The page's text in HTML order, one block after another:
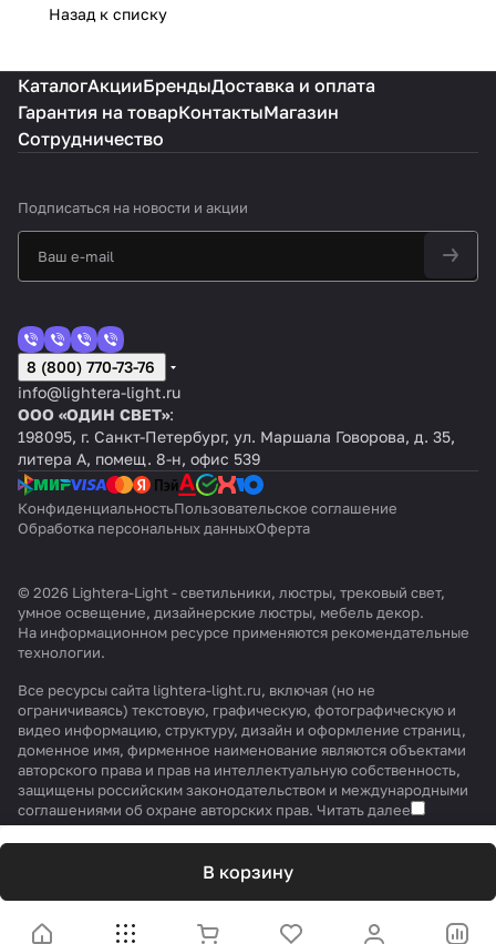
Назад к списку
В корзину
КаталогАкцииБрендыДоставка и оплата
Гарантия на товарКонтактыМагазин
Сотрудничество
Подписаться на новости и акции
8 (800) 770-73-76
info@lightera-light.ru
ООО «ОДИН СВЕТ»:
198095, г. Санкт-Петербург, ул. Маршала Говорова, д. 35,
литера А, помещ. 8-н, офис 539
КонфиденциальностьПользовательское соглашение
Обработка персональных данныхОферта
© 2026 Lightera-Light - светильники, люстры, трековый свет,
умное освещение, дизайнерские люстры, мебель декор.
На информационном ресурсе применяются рекомендательные
технологии.
Все ресурсы сайта lightera-light.ru, включая (но не
ограничиваясь) текстовую, графическую, фотографическую и
видео информацию, структуру, дизайн и оформление страниц,
доменное имя, фирменное наименование являются объектами
авторского права и прав на интеллектуальную собственность,
защищены российским законодательством и международными
соглашениями об охране авторских прав. Читать далее